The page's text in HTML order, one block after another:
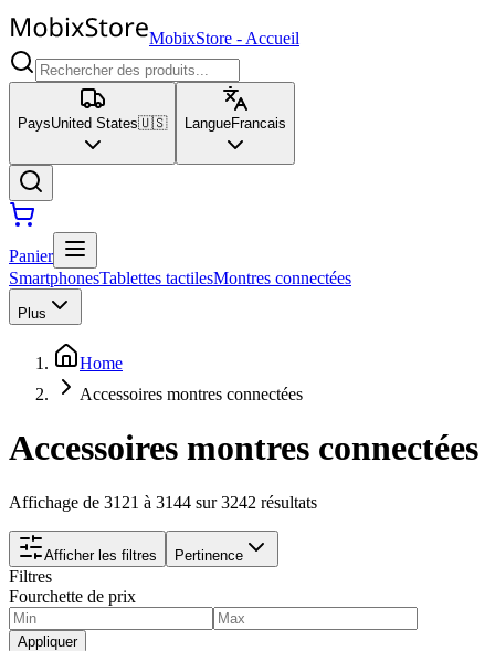
MobixStore - Accueil
PaysUnited States🇺🇸 LangueFrancais
Panier
SmartphonesTablettes tactilesMontres connectées
Plus
Home
Accessoires montres connectées
Accessoires montres connectées
Affichage de 3121 à 3144 sur 3242 résultats
Afficher les filtres Pertinence
Filtres
Fourchette de prix
Appliquer